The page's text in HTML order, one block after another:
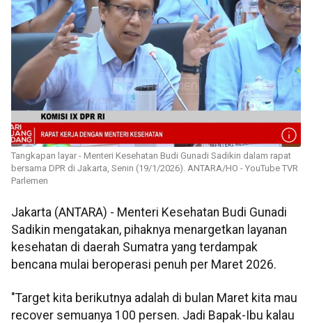
Tangkapan layar - Menteri Kesehatan Budi Gunadi Sadikin dalam rapat
bersama DPR di Jakarta, Senin (19/1/2026). ANTARA/HO - YouTube TVR
Parlemen
Jakarta (ANTARA) - Menteri Kesehatan Budi Gunadi
Sadikin mengatakan, pihaknya menargetkan layanan
kesehatan di daerah Sumatra yang terdampak
bencana mulai beroperasi penuh per Maret 2026.
"Target kita berikutnya adalah di bulan Maret kita mau
recover semuanya 100 persen. Jadi Bapak-Ibu kalau